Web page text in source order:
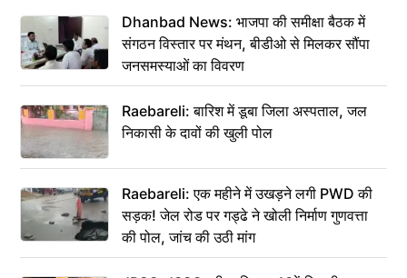
Dhanbad News: भाजपा की समीक्षा बैठक में
संगठन विस्तार पर मंथन, बीडीओ से मिलकर सौंपा
जनसमस्याओं का विवरण
Raebareli: बारिश में डूबा जिला अस्पताल, जल
निकासी के दावों की खुली पोल
Raebareli: एक महीने में उखड़ने लगी PWD की
सड़क! जेल रोड पर गड्ढे ने खोली निर्माण गुणवत्ता
की पोल, जांच की उठी मांग